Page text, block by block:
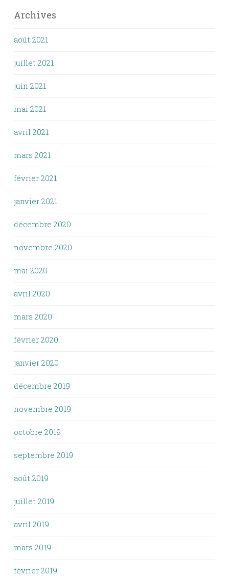
Archives
août 2021
juillet 2021
juin 2021
mai 2021
avril 2021
mars 2021
février 2021
janvier 2021
décembre 2020
novembre 2020
mai 2020
avril 2020
mars 2020
février 2020
janvier 2020
décembre 2019
novembre 2019
octobre 2019
septembre 2019
août 2019
juillet 2019
avril 2019
mars 2019
février 2019